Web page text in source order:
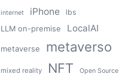
internet iPhone lbs
LLM on-premise LocalAI
metaverse metaverso
mixed reality NFT Open Source